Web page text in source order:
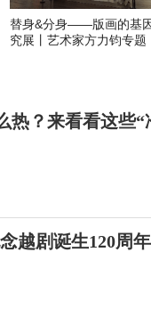
替身&分身——版画的基
究展丨艺术家方力钧专题
热？来看看这些“
越剧诞生120周